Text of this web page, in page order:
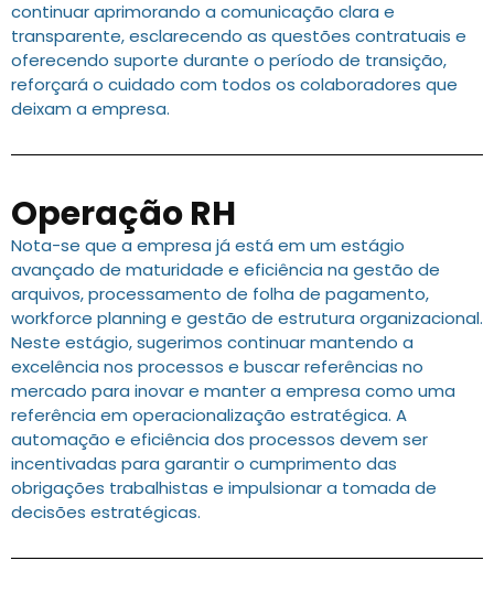
continuar aprimorando a comunicação clara e
transparente, esclarecendo as questões contratuais e
oferecendo suporte durante o período de transição,
reforçará o cuidado com todos os colaboradores que
deixam a empresa.
Operação RH
Nota-se que a empresa já está em um estágio
avançado de maturidade e eficiência na gestão de
arquivos, processamento de folha de pagamento,
workforce planning e gestão de estrutura organizacional.
Neste estágio, sugerimos continuar mantendo a
excelência nos processos e buscar referências no
mercado para inovar e manter a empresa como uma
referência em operacionalização estratégica. A
automação e eficiência dos processos devem ser
incentivadas para garantir o cumprimento das
obrigações trabalhistas e impulsionar a tomada de
decisões estratégicas.